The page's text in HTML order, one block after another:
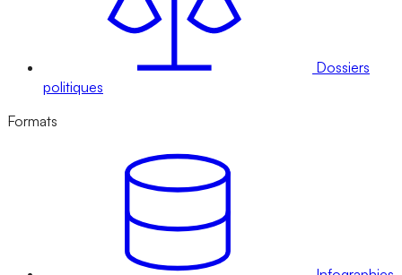
Dossiers
politiques
Formats